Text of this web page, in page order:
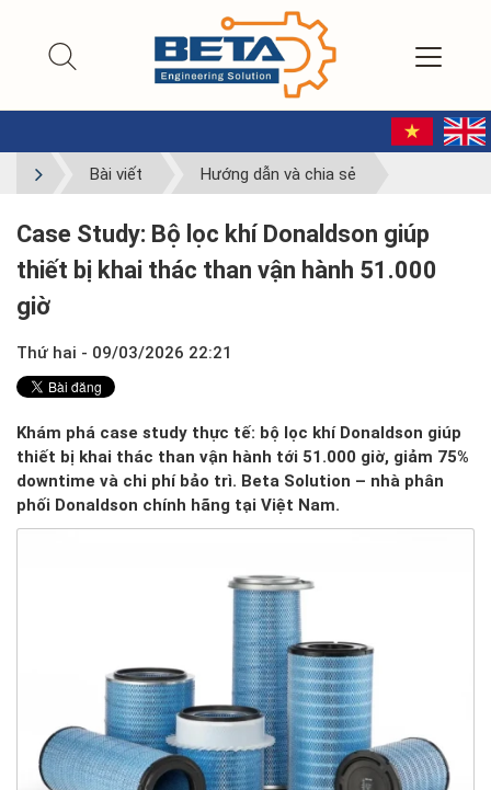
Bài viết Hướng dẫn và chia sẻ
Case Study: Bộ lọc khí Donaldson giúp
thiết bị khai thác than vận hành 51.000
giờ
Thứ hai - 09/03/2026 22:21
Khám phá case study thực tế: bộ lọc khí Donaldson giúp
thiết bị khai thác than vận hành tới 51.000 giờ, giảm 75%
downtime và chi phí bảo trì. Beta Solution – nhà phân
phối Donaldson chính hãng tại Việt Nam.